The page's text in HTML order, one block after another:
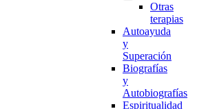
Otras
terapias
Autoayuda
y
Superación
Biografías
y
Autobiografías
Espiritualidad